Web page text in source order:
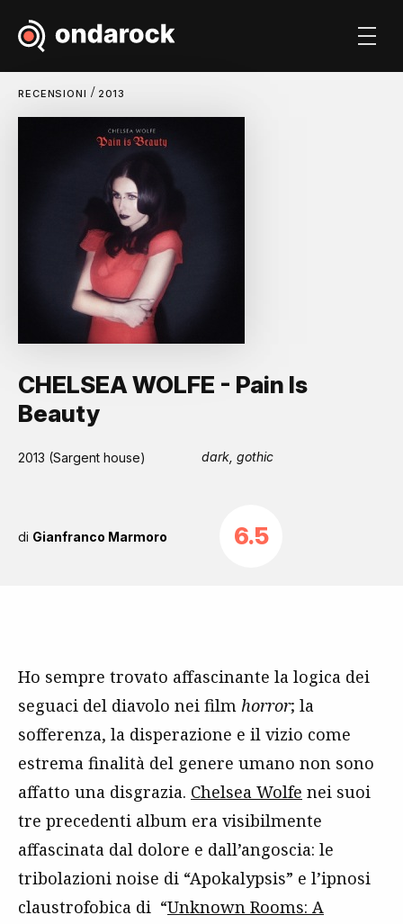
RECENSIONI / 2013
CHELSEA WOLFE - Pain Is
Beauty
2013 (Sargent house) dark, gothic
di Gianfranco Marmoro 6.5
Ho sempre trovato affascinante la logica dei
seguaci del diavolo nei film horror; la
sofferenza, la disperazione e il vizio come
estrema finalità del genere umano non sono
affatto una disgrazia. Chelsea Wolfe nei suoi
tre precedenti album era visibilmente
affascinata dal dolore e dall’angoscia: le
tribolazioni noise di “Apokalypsis” e l’ipnosi
claustrofobica di “Unknown Rooms: A